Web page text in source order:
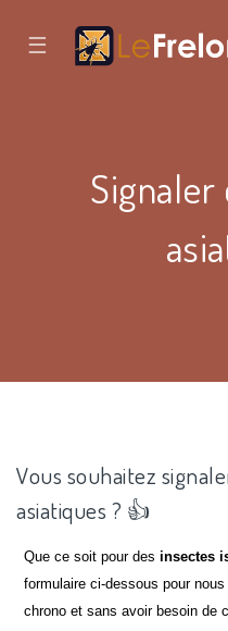
☰
Vous souhaitez
asiatiques ? 👍
Que ce soit pour desinsectes
formulaire ci-dessous pour
chrono et sans avoir besoin de